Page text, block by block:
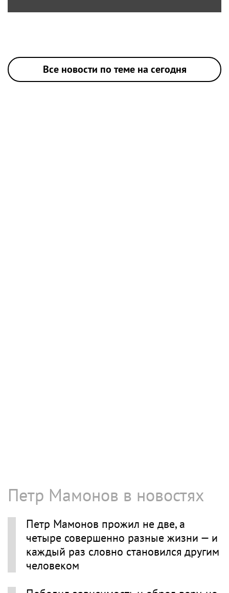
Все новости по теме на сегодня
Петр Мамонов в новостях
Петр Мамонов прожил не две, а
четыре совершенно разные жизни — и
каждый раз словно становился другим
человеком